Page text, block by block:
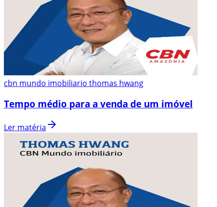
cbn mundo imobiliario thomas hwang
Tempo médio para a venda de um imóvel
Ler matéria